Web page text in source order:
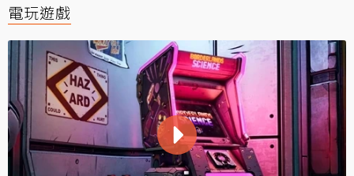
電玩遊戲